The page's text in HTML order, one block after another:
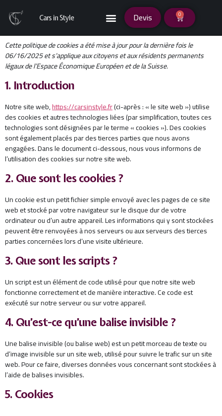
Cars in Style Devis 0
Cette politique de cookies a été mise à jour pour la dernière fois le
06/16/2025 et s’applique aux citoyens et aux résidents permanents
légaux de l’Espace Économique Européen et de la Suisse.
1. Introduction
Notre site web,https://carsinstyle.fr(ci-après : « le site web ») utilise
des cookies et autres technologies liées (par simplification, toutes ces
technologies sont désignées par le terme « cookies »). Des cookies
sont également placés par des tierces parties que nous avons
engagées. Dans le document ci-dessous, nous vous informons de
l’utilisation des cookies sur notre site web.
2. Que sont les cookies ?
Un cookie est un petit fichier simple envoyé avec les pages de ce site
web et stocké par votre navigateur sur le disque dur de votre
ordinateur ou d’un autre appareil. Les informations qui y sont stockées
peuvent être renvoyées à nos serveurs ou aux serveurs des tierces
parties concernées lors d’une visite ultérieure.
3. Que sont les scripts ?
Un script est un élément de code utilisé pour que notre site web
fonctionne correctement et de manière interactive. Ce code est
exécuté sur notre serveur ou sur votre appareil.
4. Qu’est-ce qu’une balise invisible ?
Une balise invisible (ou balise web) est un petit morceau de texte ou
d’image invisible sur un site web, utilisé pour suivre le trafic sur un site
web. Pour ce faire, diverses données vous concernant sont stockées à
l’aide de balises invisibles.
5. Cookies